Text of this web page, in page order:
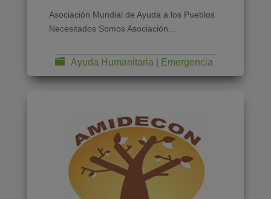
Asociación Mundial de Ayuda a los Pueblos
Necesitados Somos Asociación...
Ayuda Humanitaria | Emergencia